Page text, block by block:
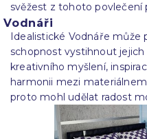
svěžest z tohoto povlečení
Vodnáři
Idealistické Vodnáře
schopnost vystihnout
kreativního myšlení,
harmonii mezi
proto mohl udělat radost